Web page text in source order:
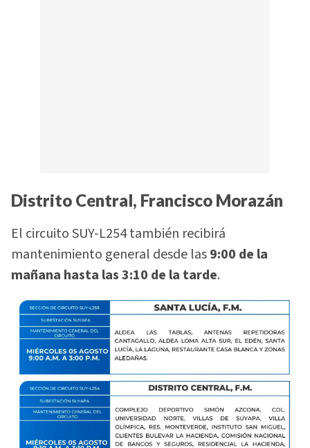
Distrito Central, Francisco Morazán
El circuito SUY-L254 también recibirá
mantenimiento general desde las9:00 de la
mañana hasta las 3:10 de la tarde.